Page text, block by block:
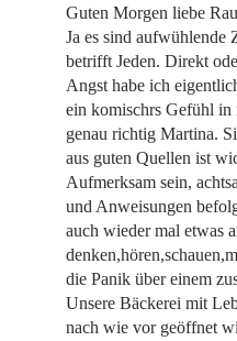
Guten Morgen liebe
Ja es sind aufwühlende
betrifft Jeden. Direkt
Angst habe ich
ein komischrs Gefühl in
genau richtig Martina.
aus guten Quellen ist
Aufmerksam sein,
und Anweisungen
auch wieder mal etwas
die Panik über einem
Unsere Bäckerei mit
nach wie vor geöffnet